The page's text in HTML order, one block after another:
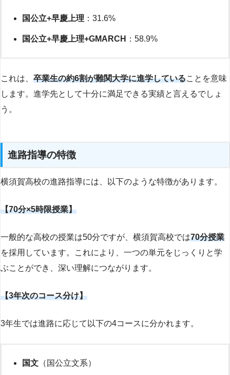
国公立+早慶上理 ：31.6%
国公立+早慶上理+GMARCH ：58.9%
これは、 卒業生の約6割が難関大学に進学していることを意味
します。進学先として十分に満足できる実績と言えるでしょ
う。
進路指導の特徴
横須賀高校の進路指導には、以下のような特徴があります。
【70分×5時限授業】
一般的な高校の授業は50分ですが、横須賀高校では70分授業
を採用しています。これにより、一つの単元をじっくりと学
ぶことができ、深い理解につながります。
【3年次のコース分け】
3年生では進路に応じて以下の4コースに分かれます。
国文 （国公立文系）